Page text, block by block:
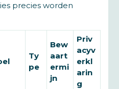
precies worden
Ty
pe
Bew
aart
ermi
jn
Priv
acyv
erkl
arin
g